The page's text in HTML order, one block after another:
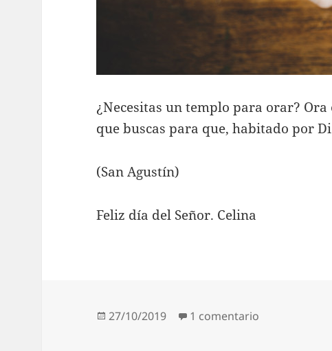
¿Necesitas un templo para orar?
que buscas para que, habitado por
(San Agustín)
Feliz día del Señor. Celina
Publicado
27/10/2019 1 comentario